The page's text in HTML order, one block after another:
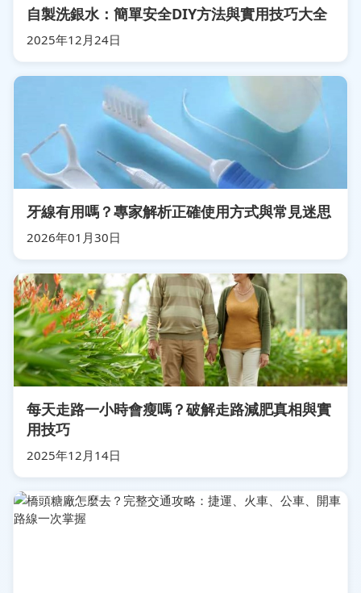
自製洗銀水：簡單安全DIY方法與實用技巧大全
2025年12月24日
牙線有用嗎？專家解析正確使用方式與常見迷思
2026年01月30日
每天走路一小時會瘦嗎？破解走路減肥真相與實
用技巧
2025年12月14日